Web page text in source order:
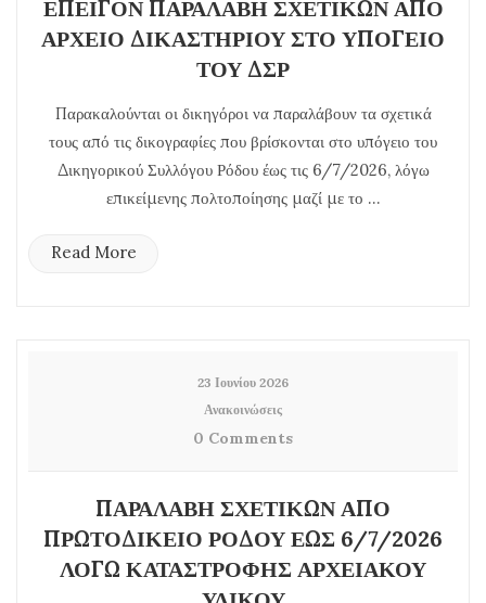
ΕΠΕΙΓΟΝ ΠΑΡΑΛΑΒΗ ΣΧΕΤΙΚΩΝ ΑΠΟ
ΑΡΧΕΙΟ ΔΙΚΑΣΤΗΡΙΟΥ ΣΤΟ ΥΠΟΓΕΙΟ
ΤΟΥ ΔΣΡ
Παρακαλούνται οι δικηγόροι να παραλάβουν τα σχετικά
τους από τις δικογραφίες που βρίσκονται στο υπόγειο του
Δικηγορικού Συλλόγου Ρόδου έως τις 6/7/2026, λόγω
επικείμενης πολτοποίησης μαζί με το ...
Read More
23 Ιουνίου 2026
Ανακοινώσεις
0 Comments
ΠΑΡΑΛΑΒΗ ΣΧΕΤΙΚΩΝ ΑΠΟ
ΠΡΩΤΟΔΙΚΕΙΟ ΡΟΔΟΥ ΕΩΣ 6/7/2026
ΛΟΓΩ ΚΑΤΑΣΤΡΟΦΗΣ ΑΡΧΕΙΑΚΟΥ